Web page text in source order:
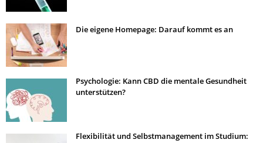
Die eigene Homepage: Darauf kommt es an
Psychologie: Kann CBD die mentale Gesundheit
unterstützen?
Flexibilität und Selbstmanagement im Studium: